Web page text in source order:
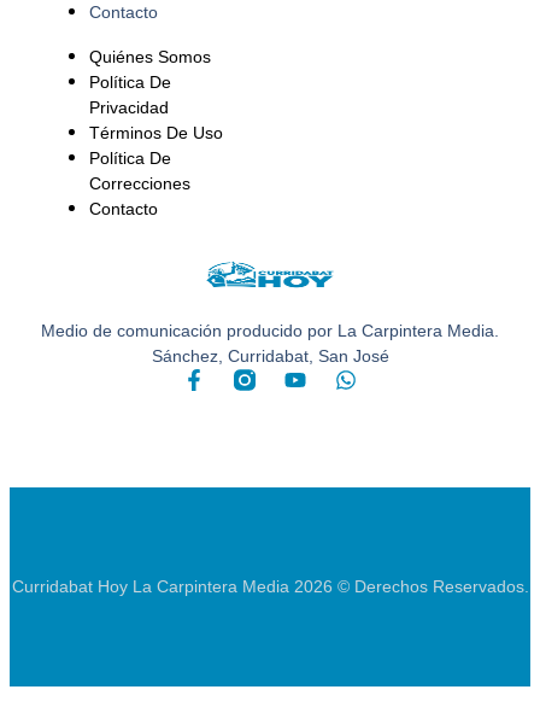
Medio de comunicación producido por La Carpintera Media.
Sánchez, Curridabat, San José
Contacto
Quiénes Somos
Política De
Privacidad
Términos De Uso
Política De
Correcciones
Contacto
Curridabat Hoy La Carpintera Media 2026 © Derechos Reservados.